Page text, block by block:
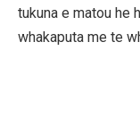
tukuna e matou he
whakaputa me te